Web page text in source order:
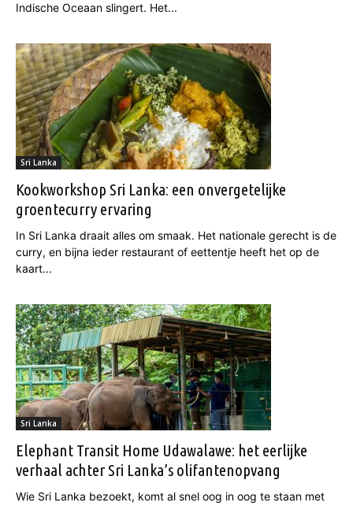
Indische Oceaan slingert. Het...
Sri Lanka
Kookworkshop Sri Lanka: een onvergetelijke
groentecurry ervaring
In Sri Lanka draait alles om smaak. Het nationale gerecht is de
curry, en bijna ieder restaurant of eettentje heeft het op de
kaart...
Sri Lanka
Elephant Transit Home Udawalawe: het eerlijke
verhaal achter Sri Lanka’s olifantenopvang
Wie Sri Lanka bezoekt, komt al snel oog in oog te staan met